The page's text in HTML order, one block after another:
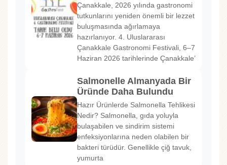
Çanakkale, 2026 yılında gastronomi
tutkunlarını yeniden önemli bir lezzet
buluşmasında ağırlamaya
hazırlanıyor. 4. Uluslararası
Çanakkale Gastronomi Festivali, 6–7
Haziran 2026 tarihlerinde Çanakkale’
Salmonelle Almanyada Bir
Üründe Daha Bulundu
Hazır Ürünlerde Salmonella Tehlikesi
Nedir? Salmonella, gıda yoluyla
bulaşabilen ve sindirim sistemi
enfeksiyonlarına neden olabilen bir
bakteri türüdür. Genellikle çiğ tavuk,
yumurta